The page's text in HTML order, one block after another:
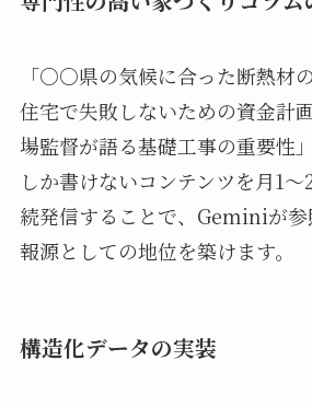
「○○県の気候に合った断熱材
住宅で失敗しないための資金計
場監督が語る基礎工事の重要性
しか書けないコンテンツを月1
続発信することで、Geminiが
報源としての地位を築けます。
構造化データの実装